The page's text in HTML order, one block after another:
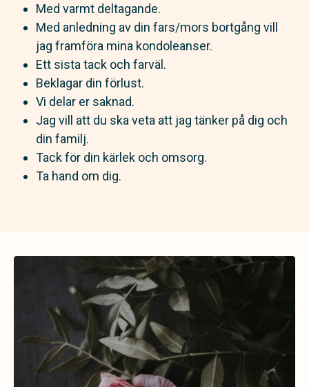
Med varmt deltagande.
Med anledning av din fars/mors bortgång vill
jag framföra mina kondoleanser.
Ett sista tack och farväl.
Beklagar din förlust.
Vi delar er saknad.
Jag vill att du ska veta att jag tänker på dig och
din familj.
Tack för din kärlek och omsorg.
Ta hand om dig.